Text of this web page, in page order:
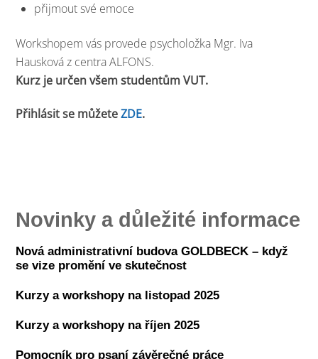
přijmout své emoce
Workshopem vás provede psycholožka Mgr. Iva
Hausková z centra ALFONS.
Kurz je určen všem studentům VUT.
Přihlásit se můžeteZDE.
Novinky a důležité informace
Nová administrativní budova GOLDBECK – když
se vize promění ve skutečnost
Kurzy a workshopy na listopad 2025
Kurzy a workshopy na říjen 2025
Pomocník pro psaní závěrečné práce